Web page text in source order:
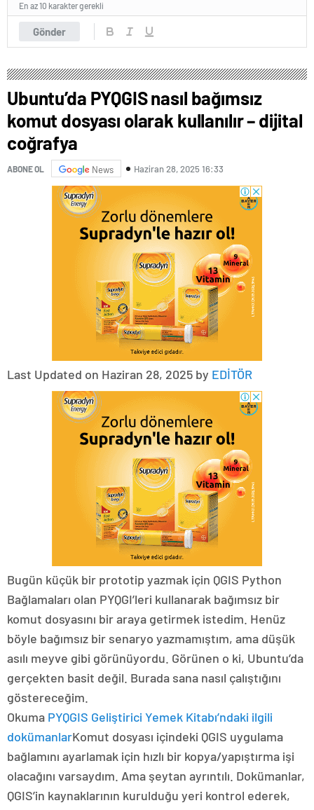
Gönder
En az 10 karakter gerekli
Ubuntu’da PYQGIS nasıl bağımsız
komut dosyası olarak kullanılır – dijital
coğrafya
ABONE OL News Haziran 28, 2025 16:33
Last Updated on Haziran 28, 2025 by EDİTÖR
Bugün küçük bir prototip yazmak için QGIS Python
Bağlamaları olan PYQGI’leri kullanarak bağımsız bir
komut dosyasını bir araya getirmek istedim. Henüz
böyle bağımsız bir senaryo yazmamıştım, ama düşük
asılı meyve gibi görünüyordu. Görünen o ki, Ubuntu’da
gerçekten basit değil. Burada sana nasıl çalıştığını
göstereceğim.
Okuma PYQGIS Geliştirici Yemek Kitabı’ndaki ilgili
dokümanlarKomut dosyası içindeki QGIS uygulama
bağlamını ayarlamak için hızlı bir kopya/yapıştırma işi
olacağını varsaydım. Ama şeytan ayrıntılı. Dokümanlar,
QGIS’in kaynaklarının kurulduğu yeri kontrol ederek,